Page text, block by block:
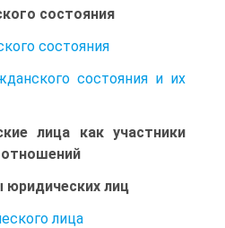
состояния
состояния
состояния и их
лица как участники
юридических лиц
лица